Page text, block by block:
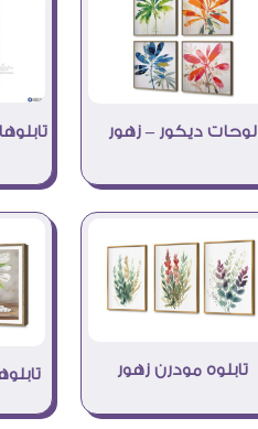
لوحات ديكور – زهور
تابلوه مودرن زهور